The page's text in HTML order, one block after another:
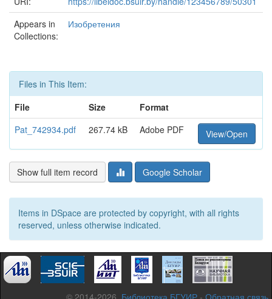
Appears in
Collections:
Изобретения
Files in This Item:
File
Size
Format
Pat_742934.pdf
267.74 kB Adobe PDF View/Open
Show full item record Google Scholar
Items in DSpace are protected by copyright, with all rights
reserved, unless otherwise indicated.
© 2014-2026, Библиотека БГУИР - Обратная связь